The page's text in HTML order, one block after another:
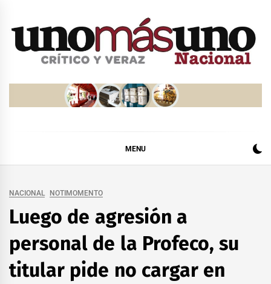
MENU
NACIONAL NOTIMOMENTO
Luego de agresión a
personal de la Profeco, su
titular pide no cargar en